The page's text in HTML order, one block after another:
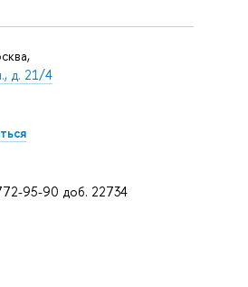
д. 21/4
95-90 доб. 22734